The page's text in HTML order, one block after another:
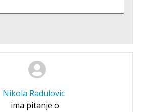
Nikola Radulovic
ima pitanje o